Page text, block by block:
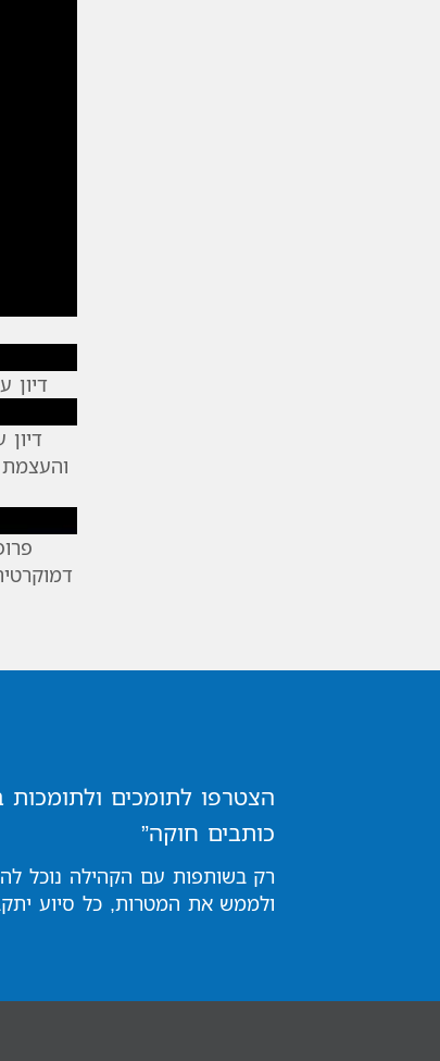
דיון
הצטרפו לתומכים ולתומכות
כותבים חוקה”
רק בשותפות עם הקהילה נוכל
ולממש את המטרות, כל סיוע